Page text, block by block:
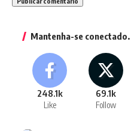
Mantenha-se conectado.
248.1k
Like
69.1k
Follow